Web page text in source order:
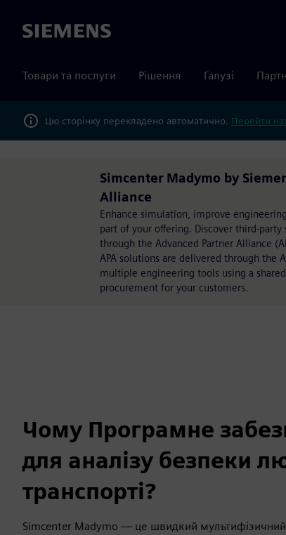
Siemens
Товари та послуги Рішення Галузі
Цю сторінку перекладено автоматично. Перейти
Simcenter Madymo by
Alliance
Enhance simulation, improve
part of your offering. Discover third-
through the Advanced Partner Alliance
APA solutions are delivered through the
multiple engineering tools using a
procurement for your customers.
Чому Програмне
для аналізу безпеки
транспорті?
Simcenter Madymo — це швидкий мультифізичний